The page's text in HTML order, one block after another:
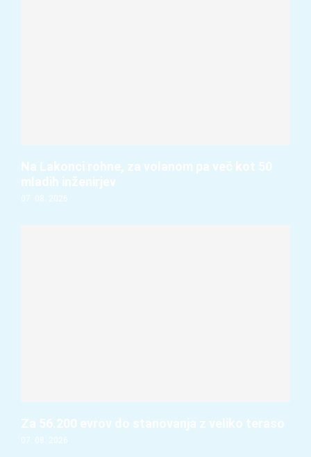
Na Lakonci rohne, za volanom pa več kot 50
mladih inženirjev
07. 08. 2026
Za 56.200 evrov do stanovanja z veliko teraso
07. 08. 2026